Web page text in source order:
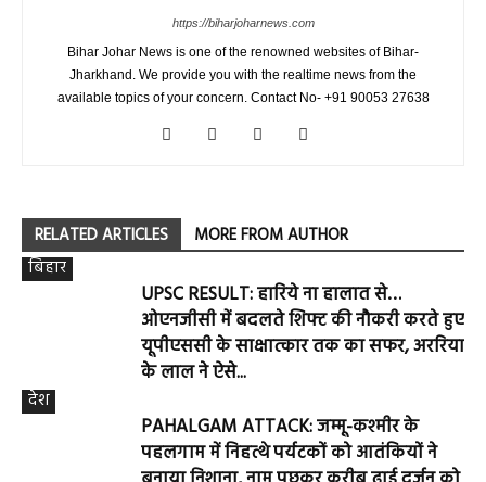
https://biharjoharnews.com
Bihar Johar News is one of the renowned websites of Bihar-
Jharkhand. We provide you with the realtime news from the
available topics of your concern. Contact No- +91 90053 27638
RELATED ARTICLES
MORE FROM AUTHOR
बिहार
UPSC RESULT: हारिये ना हालात से…
ओएनजीसी में बदलते शिफ्ट की नौकरी करते हुए
यूपीएससी के साक्षात्कार तक का सफर, अररिया
के लाल ने ऐसे...
देश
PAHALGAM ATTACK: जम्मू-कश्मीर के
पहलगाम में निहत्थे पर्यटकों को आतंकियों ने